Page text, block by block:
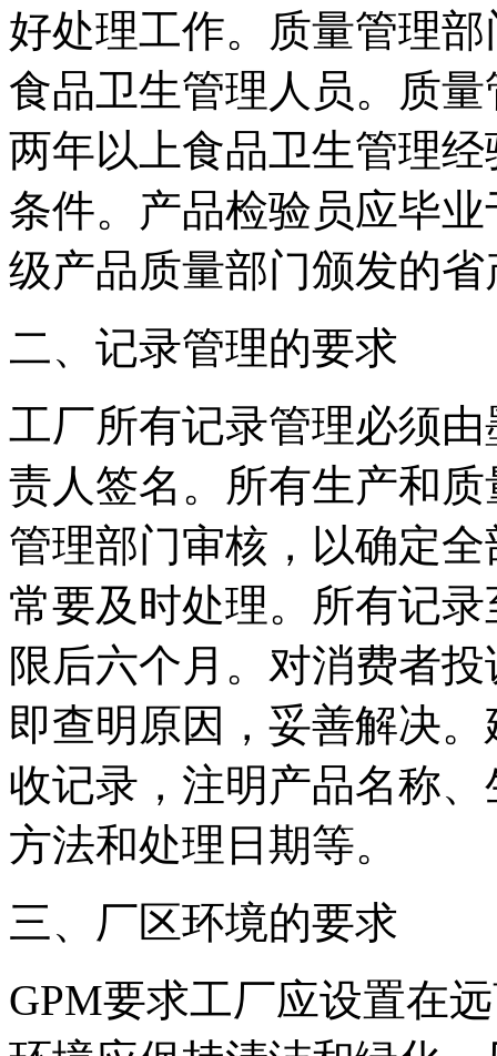
好处理工作。质量管理
食品卫生管理人员。质
两年以上食品卫生管理
条件。产品检验员应毕
级产品质量部门颁发的
二、记录管理的要求
工厂所有记录管理必须
责人签名。所有生产和
管理部门审核，以确定
常要及时处理。所有记
限后六个月。对消费者
即查明原因，妥善解决
收记录，注明产品名称
方法和处理日期等。
三、厂区环境的要求
GPM要求工厂应设置在